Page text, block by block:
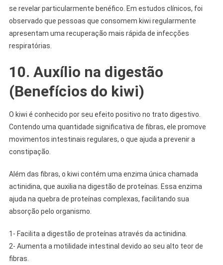
se revelar particularmente benéfico. Em estudos clínicos, foi
observado que pessoas que consomem kiwi regularmente
apresentam uma recuperação mais rápida de infecções
respiratórias.
10. Auxílio na digestão
(Benefícios do kiwi)
O kiwi é conhecido por seu efeito positivo no trato digestivo.
Contendo uma quantidade significativa de fibras, ele promove
movimentos intestinais regulares, o que ajuda a prevenir a
constipação.
Além das fibras, o kiwi contém uma enzima única chamada
actinidina, que auxilia na digestão de proteínas. Essa enzima
ajuda na quebra de proteínas complexas, facilitando sua
absorção pelo organismo.
1- Facilita a digestão de proteínas através da actinidina.
2- Aumenta a motilidade intestinal devido ao seu alto teor de
fibras.